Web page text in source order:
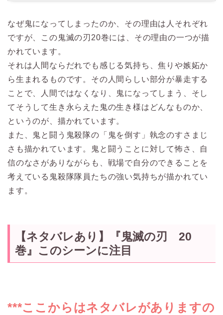
なぜ鬼になってしまったのか、その理由は人それぞれ
ですが、この鬼滅の刃20巻には、その理由の一つが描
かれています。
それは人間ならだれでも感じる気持ち、焦りや嫉妬か
ら生まれるものです。その人間らしい部分が暴走する
ことで、人間ではなくなり、鬼になってしまう、そし
てそうして生き永らえた鬼の生き様はどんなものか、
というのが、描かれています。
また、鬼と闘う鬼殺隊の「鬼を倒す」執念のすさまじ
さも描かれています。鬼と闘うことに対して怖さ、自
信のなさがありながらも、戦場で自分のできることを
考えている鬼殺隊隊員たちの強い気持ちが描かれてい
ます。
【ネタバレあり】『鬼滅の刃 20
巻』このシーンに注目
***ここからはネタバレがありますの